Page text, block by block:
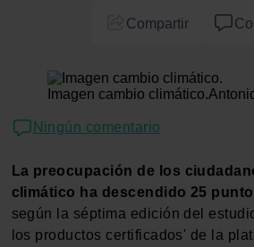
Compartir
Imagen cambio climático.
Ningún comentario
La preocupación de los
climático ha descendido 25
según la séptima edición del
los productos certificados' de la